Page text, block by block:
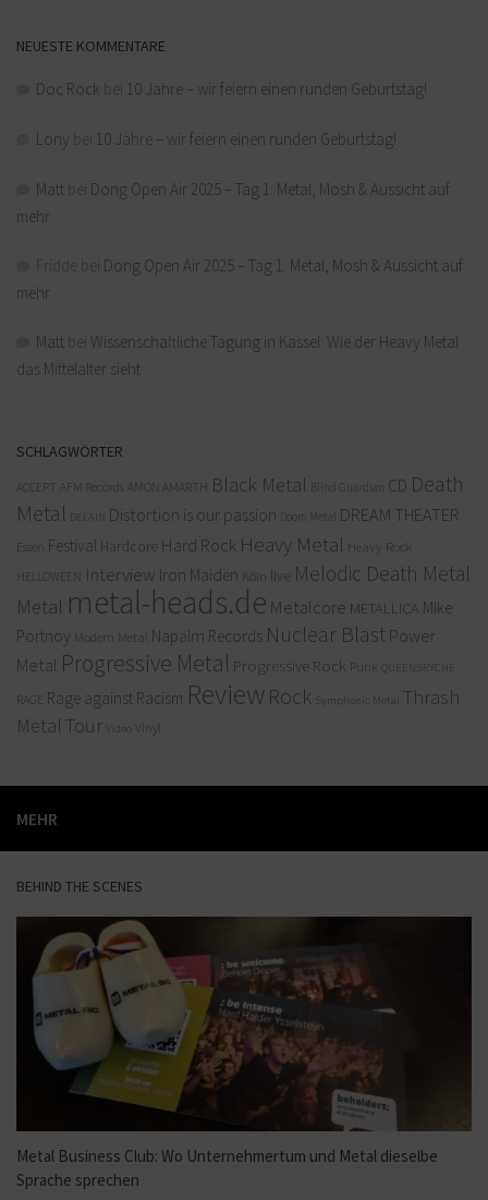
NEUESTE KOMMENTARE
Doc Rock 10 Jahre – wir feiern einen runden Geburtstag!
Lony 10 Jahre – wir feiern einen runden Geburtstag!
Matt
Dong Open Air 2025 – Tag 1: Metal, Mosh & Aussicht auf
mehr
Dong Open Air 2025 – Tag 1: Metal, Mosh & Aussicht auf
mehr
Matt
Wissenschaftliche Tagung in Kassel: Wie der Heavy Metal
das Mittelalter sieht
SCHLAGWÖRTER
ACCEPT AFM Records AMON AMARTH Black Metal Blind Guardian CD Death
Metal
DELAIN Distortion is our passion Doom Metal DREAM THEATER
Essen Festival Hardcore Hard Rock Heavy Metal Heavy Rock
HELLOWEEN Interview Iron Maiden Köln live Melodic Death Metal
Metal metal-heads.de Metalcore METALLICA MIke
Portnoy Modern Metal Napalm Records Nuclear Blast Power
Metal Progressive Metal Progressive Rock Punk QUEENSRYCHE
RAGE Rage against Racism Review Rock Symphonic Metal
Thrash
Metal Tour Video Vinyl
MEHR
BEHIND THE SCENES
Metal Business Club: Wo Unternehmertum und Metal dieselbe
Sprache sprechen